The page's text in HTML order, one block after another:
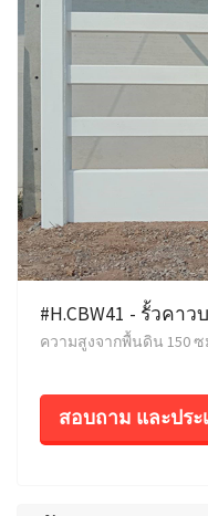
#H.CBW41 - รั้วคา
ความสูงจากพื้นดิน 150 ซ
สอบถาม และประ